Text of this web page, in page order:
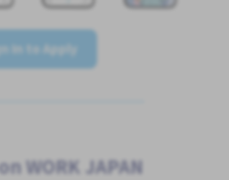
In to Apply
WORK JAPAN